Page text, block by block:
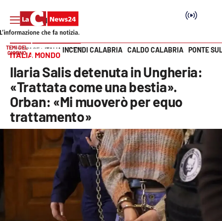
SEZIONI
Cronaca
Politica
Attualità
Economia e lavoro
Italia Mondo
Vai
TEMI DEL
GIORNO
INCENDI CALABRIA CALDO CALABRIA PONTE
HOME PAGE ITALIA MONDO
ITALIA MONDO
Ilaria Salis detenuta in Ungheria:
«Trattata come una bestia».
Orban: «Mi muoverò per equo
trattamento»